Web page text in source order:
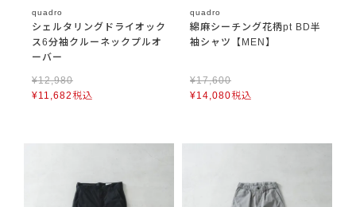
quadro
シェルタリングドライオック
ス6分袖クルーネックプルオ
ーバー
¥12,980
¥11,682税込
quadro
綿麻シーチング花柄pt BD半
袖シャツ【MEN】
¥17,600
¥14,080税込